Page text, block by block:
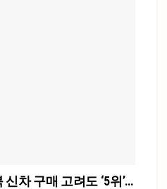
차 구매 고려도 ‘5위’…